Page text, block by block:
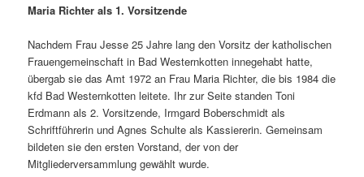
Maria Richter als 1. Vorsitzende
Nachdem Frau Jesse 25 Jahre lang den Vorsitz der katholischen
Frauengemeinschaft in Bad Westernkotten innegehabt hatte,
übergab sie das Amt 1972 an Frau Maria Richter, die bis 1984 die
kfd Bad Westernkotten leitete. Ihr zur Seite standen Toni
Erdmann als 2. Vorsitzende, Irmgard Boberschmidt als
Schriftführerin und Agnes Schulte als Kassiererin. Gemeinsam
bildeten sie den ersten Vorstand, der von der
Mitgliederversammlung gewählt wurde.